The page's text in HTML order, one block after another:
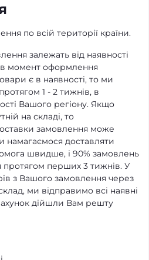
по всій території країни.
залежать від наявності
в момент оформлення
є в наявності, то ми
1 - 2 тижнів, в
Вашого регіону. Якщо
на складі, то
замовлення може
намагаємося доставляти
швидше, і 90% замовлень
протягом перших 3 тижнів. У
з Вашого замовлення через
ми відправимо всі наявні
дійшли Вам решту